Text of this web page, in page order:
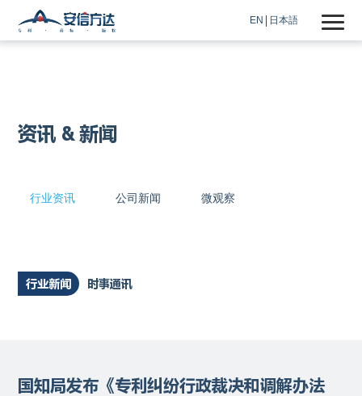
EN 日本語
资讯 & 新闻
行业资讯 公司新闻 微观察
行业新闻 时事通讯
国知局发布《专利纠纷行政裁决和调解办法